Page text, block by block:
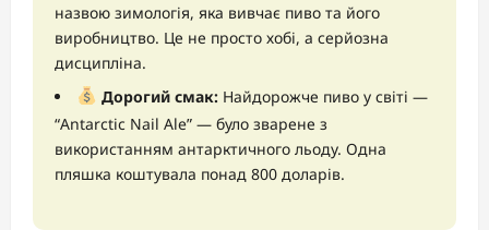
назвою зимологія, яка вивчає пиво та його
виробництво. Це не просто хобі, а серйозна
дисципліна.
Дорогий смак: Найдорожче пиво у світі —
“Antarctic Nail Ale” — було зварене з
використанням антарктичного льоду. Одна
пляшка коштувала понад 800 доларів.